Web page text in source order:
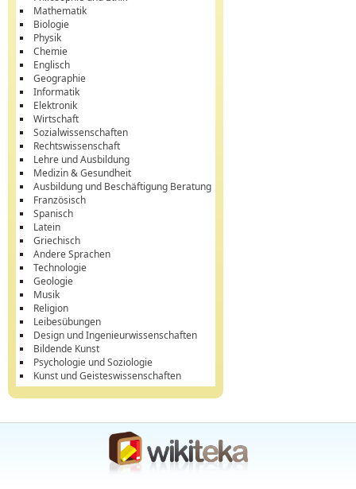
Mathematik
Biologie
Physik
Chemie
Englisch
Geographie
Informatik
Elektronik
Wirtschaft
Sozialwissenschaften
Rechtswissenschaft
Lehre und Ausbildung
Medizin & Gesundheit
Ausbildung und Beschäftigung Beratung
Französisch
Spanisch
Latein
Griechisch
Andere Sprachen
Technologie
Geologie
Musik
Religion
Leibesübungen
Design und Ingenieurwissenschaften
Bildende Kunst
Psychologie und Soziologie
Kunst und Geisteswissenschaften